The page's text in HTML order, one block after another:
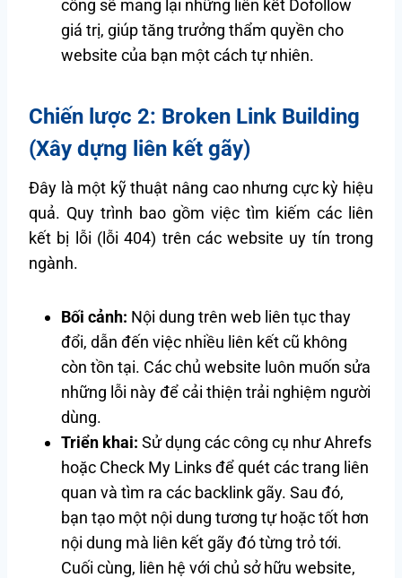
công sẽ mang lại những liên kết Dofollow
giá trị, giúp tăng trưởng thẩm quyền cho
website của bạn một cách tự nhiên.
Chiến lược 2: Broken Link Building
(Xây dựng liên kết gãy)
Đây là một kỹ thuật nâng cao nhưng cực kỳ hiệu
quả. Quy trình bao gồm việc tìm kiếm các liên
kết bị lỗi (lỗi 404) trên các website uy tín trong
ngành.
Bối cảnh: Nội dung trên web liên tục thay
đổi, dẫn đến việc nhiều liên kết cũ không
còn tồn tại. Các chủ website luôn muốn sửa
những lỗi này để cải thiện trải nghiệm người
dùng.
Triển khai: Sử dụng các công cụ như Ahrefs
hoặc Check My Links để quét các trang liên
quan và tìm ra các backlink gãy. Sau đó,
bạn tạo một nội dung tương tự hoặc tốt hơn
nội dung mà liên kết gãy đó từng trỏ tới.
Cuối cùng, liên hệ với chủ sở hữu website,